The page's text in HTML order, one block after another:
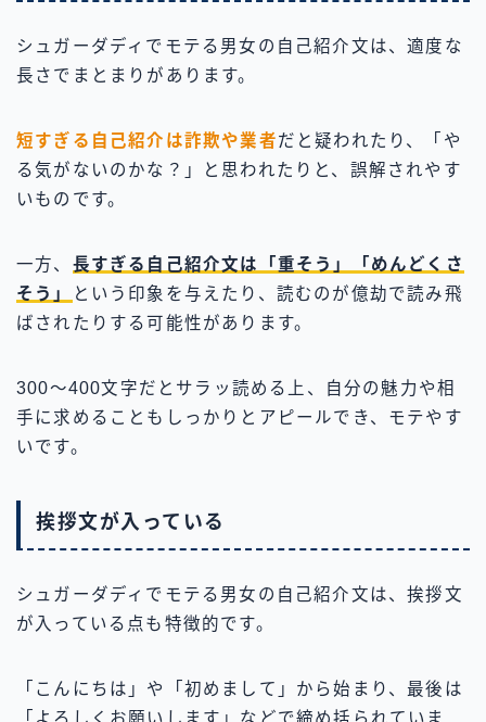
シュガーダディでモテる男女の自己紹介文は、適度な
長さでまとまりがあります。
短すぎる自己紹介は詐欺や業者だと疑われたり、「や
る気がないのかな？」と思われたりと、誤解されやす
いものです。
一方、 長すぎる自己紹介文は「重そう」「めんどくさ
そう」
という印象を与えたり、読むのが億劫で読み飛
ばされたりする可能性があります。
300〜400文字だとサラッ読める上、自分の魅力や相
手に求めることもしっかりとアピールでき、モテやす
いです。
挨拶文が入っている
シュガーダディでモテる男女の自己紹介文は、挨拶文
が入っている点も特徴的です。
「こんにちは」や「初めまして」から始まり、最後は